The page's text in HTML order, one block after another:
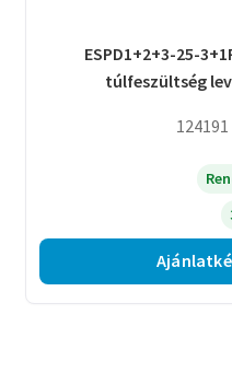
ESPD1+2+3-25-
túlfeszültség
124191